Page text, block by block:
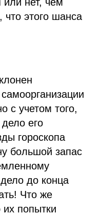
что этого шанса
с учетом того,
дело его
гороскопа
большой запас
до конца
Что же
попытки